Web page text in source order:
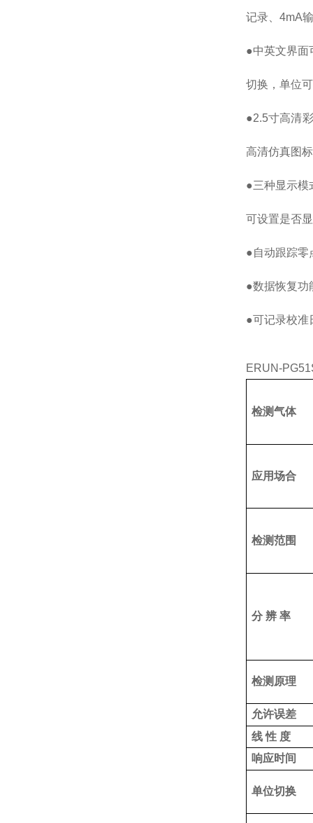
记录、4mA
●中英文界面
切换，单位
●2.5寸高清
高清仿真图
●三种显示模
可设置是否
●自动跟踪零
●数据恢复功
●可记录校准
ERUN-
检测气体
应用场合
检测范围
分 辨 率
检测原理
允许误差
线 性 度
响应时间
单位切换